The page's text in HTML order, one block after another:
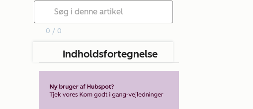
0 / 0
Indholdsfortegnelse